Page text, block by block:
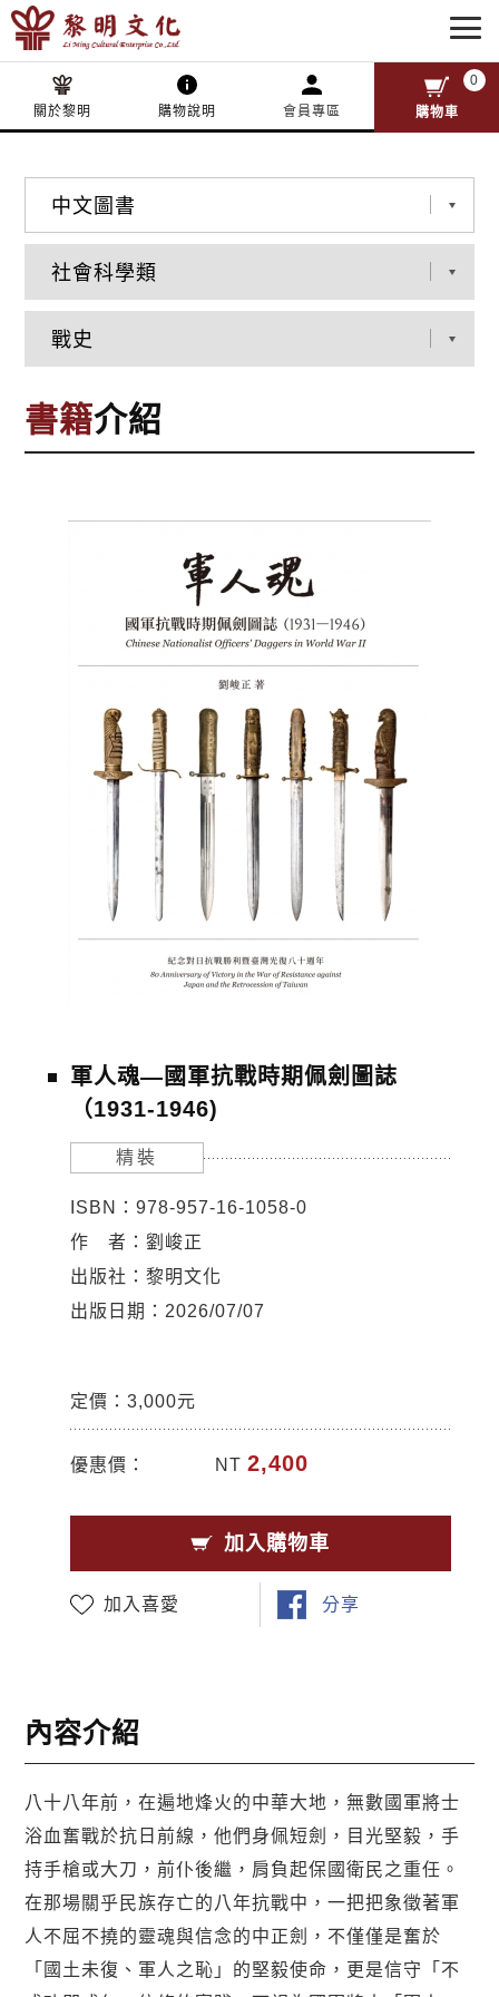
關於黎明 購物說明 會員專區
0
購物車
書籍介紹
軍人魂—國軍抗戰時期佩劍圖誌
（1931-1946)
精裝
ISBN：978-957-16-1058-0
作 者：劉峻正
出版社：黎明文化
出版日期：2026/07/07
定價：3,000元
優惠價： NT 2,400
加入購物車
加入喜愛 分享
內容介紹
八十八年前，在遍地烽火的中華大地，無數國軍將士
浴血奮戰於抗日前線，他們身佩短劍，目光堅毅，手
持手槍或大刀，前仆後繼，肩負起保國衛民之重任。
在那場關乎民族存亡的八年抗戰中，一把把象徵著軍
人不屈不撓的靈魂與信念的中正劍，不僅僅是奮於
「國土未復、軍人之恥」的堅毅使命，更是信守「不